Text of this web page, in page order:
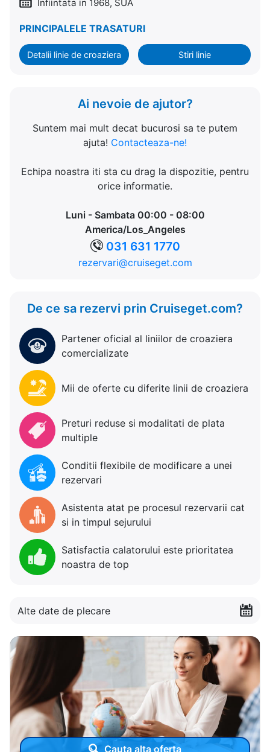
Infiintata in 1968, SUA
PRINCIPALELE TRASATURI
Detalii linie de croaziera Stiri linie
Ai nevoie de ajutor?
Suntem mai mult decat bucurosi sa te putem
ajuta! Contacteaza-ne!
Echipa noastra iti sta cu drag la dispozitie, pentru
orice informatie.
Luni - Sambata 00:00 - 08:00
America/Los_Angeles
031 631 1770
rezervari@cruiseget.com
De ce sa rezervi prin Cruiseget.com?
Partener oficial al liniilor de croaziera
comercializate
Mii de oferte cu diferite linii de croaziera
Preturi reduse si modalitati de plata
multiple
Conditii flexibile de modificare a unei
rezervari
Asistenta atat pe procesul rezervarii cat
si in timpul sejurului
Satisfactia calatorului este prioritatea
noastra de top
Alte date de plecare
Cauta alta oferta